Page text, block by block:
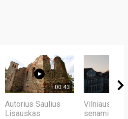
00:43
Autorius Saulius
Lisauskas
Vilniaus
senamiestis